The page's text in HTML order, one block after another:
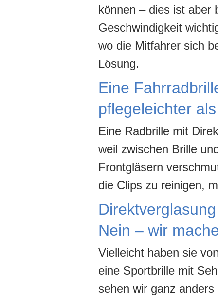
können – dies ist aber
Geschwindigkeit
wo die Mitfahrer sich
Lösung.
Eine
pflegeleichter
Eine Radbrille mit
weil zwischen Brille
Frontgläsern
die Clips zu reinigen,
Nein – wir
Vielleicht haben sie
eine Sportbrille mit
sehen wir ganz